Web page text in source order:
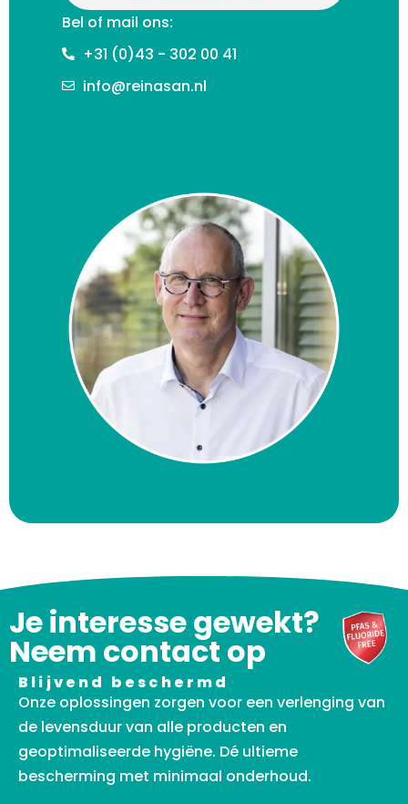
Bel of mail ons:
+31 (0)43 - 302 00 41
info@reinasan.nl
Je interesse gewekt?
Neem contact op
Blijvend beschermd
Onze oplossingen zorgen voor een verlenging van
de levensduur van alle producten en
geoptimaliseerde hygiëne. Dé ultieme
bescherming met minimaal onderhoud.